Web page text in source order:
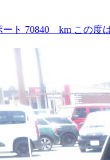
70840 km この度は